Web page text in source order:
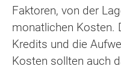
Faktoren, von der
monatlichen Kosten.
Kredits und die
Kosten sollten auch